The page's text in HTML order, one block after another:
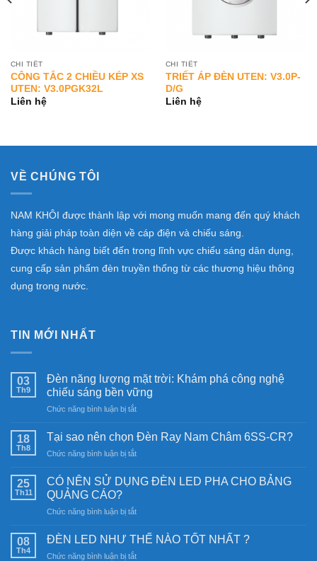
CHI TIẾT
CÔNG TẮC 2 CHIỀU KÉP XS
UTEN: V3.0PGK32L
Liên hệ
CHI TIẾT
TRIẾT ÁP ĐÈN UTEN: V3.0P-
D/G
Liên hệ
VỀ CHÚNG TÔI
NAM KHÔI được thành lập với mong muốn mang đến quý khách
hàng giải pháp toàn diện về cáp điện và chiếu sáng.
Được khách hàng biết đến trong lĩnh vực chiếu sáng dân dụng,
cung cấp sản phẩm đèn truyền thống từ các thương hiệu thông
dụng trong nước.
TIN MỚI NHẤT
03
Th9
Đèn năng lượng mặt trời: Khám phá công nghệ
chiếu sáng bền vững
Chức năng bình luận bị tắtở
năng
mặt
Khám
nghệ
sáng
18
Th8
Tại sao nên chọn Đèn Ray Nam Châm 6SS-CR?
Chức năng bình luận bị tắtở
sao
Đèn
Nam
25
Th11
CÓ NÊN SỬ DỤNG ĐÈN LED PHA CHO BẢNG
QUẢNG CÁO?
Chức năng bình luận bị tắtở
NÊN
DỤNG
08
Th4
ĐÈN LED NHƯ THẾ NÀO TỐT NHẤT ?
Chức năng bình luận bị tắtở